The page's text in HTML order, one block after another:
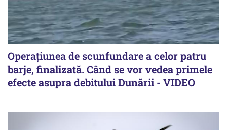
Operațiunea de scunfundare a celor patru
barje, finalizată. Când se vor vedea primele
efecte asupra debitului Dunării - VIDEO